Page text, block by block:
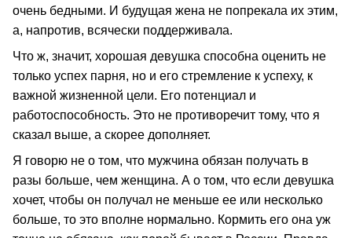
очень бедными. И будущая жена не попрекала их этим,
а, напротив, всячески поддерживала.
Что ж, значит, хорошая девушка способна оценить не
только успех парня, но и его стремление к успеху, к
важной жизненной цели. Его потенциал и
работоспособность. Это не противоречит тому, что я
сказал выше, а скорее дополняет.
Я говорю не о том, что мужчина обязан получать в
разы больше, чем женщина. А о том, что если девушка
хочет, чтобы он получал не меньше ее или несколько
больше, то это вполне нормально. Кормить его она уж